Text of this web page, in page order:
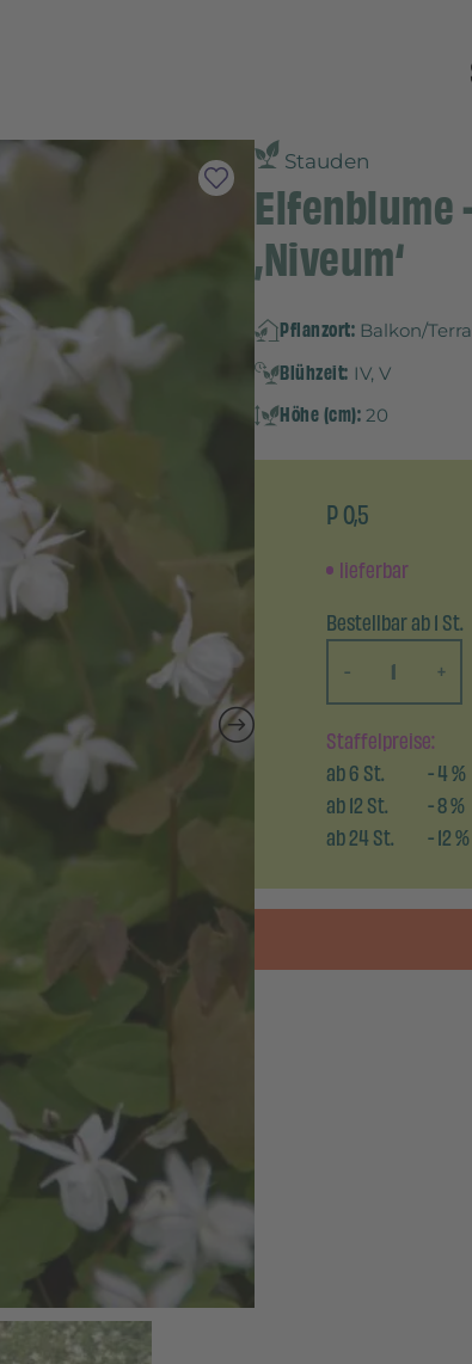
Stauden
Elfenblume
‚Niveum‘
Pflanzort: Balkon/
Blühzeit: IV, V
Höhe (cm): 20
P 0,5
lieferbar
Bestellbar ab 1 St.
-
+
Staffelpreise:
ab6St. -4%
ab12St. -8%
ab24St. -12%